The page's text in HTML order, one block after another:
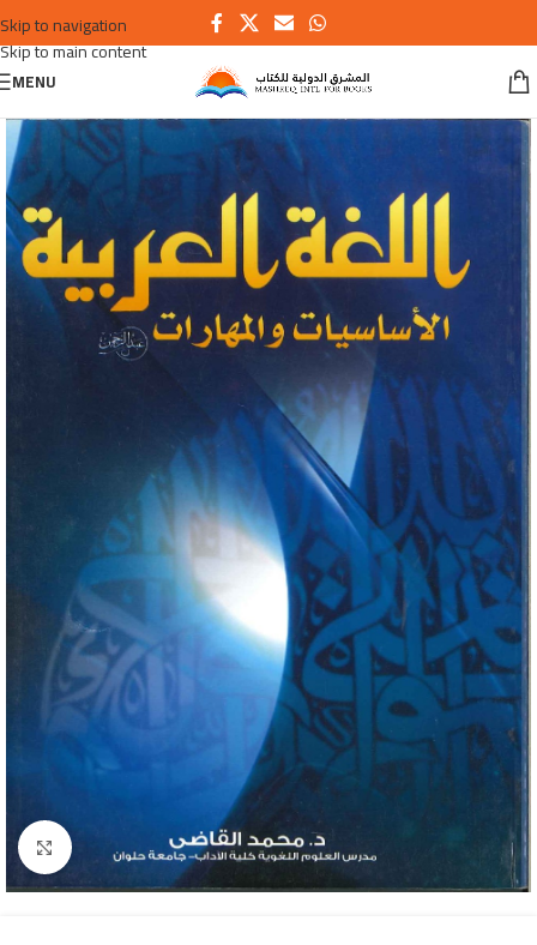
Skip to navigation
Skip to main content
MENU
Click to enlarge